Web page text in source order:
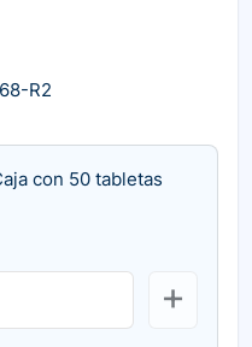
R2
con 50 tabletas